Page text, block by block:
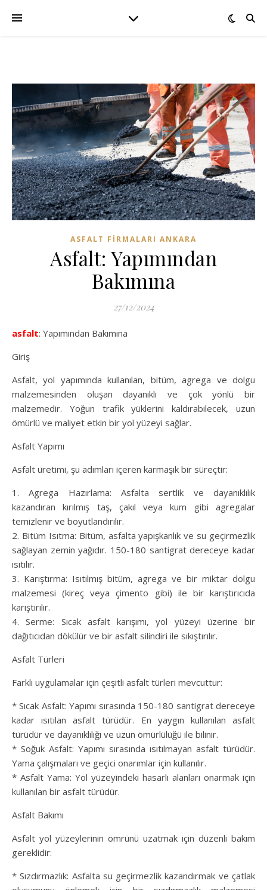
ASFALT FIRMALARI ANKARA
Asfalt: Yapımından
Bakımına
27/12/2024
asfalt: Yapımından Bakımına
Giriş
Asfalt, yol yapımında kullanılan, bitüm, agrega ve dolgu
malzemesinden oluşan dayanıklı ve çok yönlü bir
malzemedir. Yoğun trafik yüklerini kaldırabilecek, uzun
ömürlü ve maliyet etkin bir yol yüzeyi sağlar.
Asfalt Yapımı
Asfalt üretimi, şu adımları içeren karmaşık bir süreçtir:
1. Agrega Hazırlama: Asfalta sertlik ve dayanıklılık
kazandıran kırılmış taş, çakıl veya kum gibi agregalar
temizlenir ve boyutlandırılır.
2. Bitüm Isıtma: Bitüm, asfalta yapışkanlık ve su geçirmezlik
sağlayan zemin yağıdır. 150-180 santigrat dereceye kadar
ısıtılır.
3. Karıştırma: Isıtılmış bitüm, agrega ve bir miktar dolgu
malzemesi (kireç veya çimento gibi) ile bir karıştırıcıda
karıştırılır.
4. Serme: Sıcak asfalt karışımı, yol yüzeyi üzerine bir
dağıtıcıdan dökülür ve bir asfalt silindiri ile sıkıştırılır.
Asfalt Türleri
Farklı uygulamalar için çeşitli asfalt türleri mevcuttur:
* Sıcak Asfalt: Yapımı sırasında 150-180 santigrat dereceye
kadar ısıtılan asfalt türüdür. En yaygın kullanılan asfalt
türüdür ve dayanıklılığı ve uzun ömürlülüğü ile bilinir.
* Soğuk Asfalt: Yapımı sırasında ısıtılmayan asfalt türüdür.
Yama çalışmaları ve geçici onarımlar için kullanılır.
* Asfalt Yama: Yol yüzeyindeki hasarlı alanları onarmak için
kullanılan bir asfalt türüdür.
Asfalt Bakımı
Asfalt yol yüzeylerinin ömrünü uzatmak için düzenli bakım
gereklidir:
* Sızdırmazlık: Asfalta su geçirmezlik kazandırmak ve çatlak